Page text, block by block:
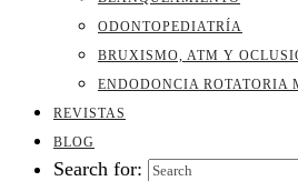
ODONTOPEDIATRÍA
BRUXISMO, ATM Y
ENDODONCIA ROTATORIA
REVISTAS
BLOG
Search for: